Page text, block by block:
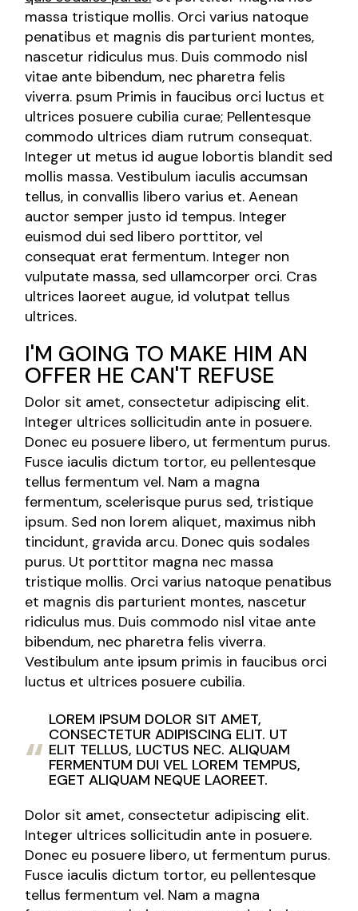
massa tristique mollis. Orci varius natoque
penatibus et magnis dis parturient montes,
nascetur ridiculus mus. Duis commodo nisl
vitae ante bibendum, nec pharetra felis
viverra. psum Primis in faucibus orci luctus et
ultrices posuere cubilia curae; Pellentesque
commodo ultrices diam rutrum consequat.
Integer ut metus id augue lobortis blandit sed
mollis massa. Vestibulum iaculis accumsan
tellus, in convallis libero varius et. Aenean
auctor semper justo id tempus. Integer
euismod dui sed libero porttitor, vel
consequat erat fermentum. Integer non
vulputate massa, sed ullamcorper orci. Cras
ultrices laoreet augue, id volutpat tellus
ultrices.
I'M GOING TO MAKE HIM AN
OFFER HE CAN'T REFUSE
Dolor sit amet, consectetur adipiscing elit.
Integer ultrices sollicitudin ante in posuere.
Donec eu posuere libero, ut fermentum purus.
Fusce iaculis dictum tortor, eu pellentesque
tellus fermentum vel. Nam a magna
fermentum, scelerisque purus sed, tristique
ipsum. Sed non lorem aliquet, maximus nibh
tincidunt, gravida arcu. Donec quis sodales
purus. Ut porttitor magna nec massa
tristique mollis. Orci varius natoque penatibus
et magnis dis parturient montes, nascetur
ridiculus mus. Duis commodo nisl vitae ante
bibendum, nec pharetra felis viverra.
Vestibulum ante ipsum primis in faucibus orci
luctus et ultrices posuere cubilia.
LOREM IPSUM DOLOR SIT AMET,
CONSECTETUR ADIPISCING ELIT. UT
ELIT TELLUS, LUCTUS NEC. ALIQUAM
FERMENTUM DUI VEL LOREM TEMPUS,
EGET ALIQUAM NEQUE LAOREET.
Dolor sit amet, consectetur adipiscing elit.
Integer ultrices sollicitudin ante in posuere.
Donec eu posuere libero, ut fermentum purus.
Fusce iaculis dictum tortor, eu pellentesque
tellus fermentum vel. Nam a magna